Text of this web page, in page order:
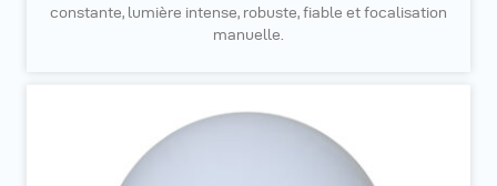
constante, lumière intense, robuste, fiable et focalisation
manuelle.